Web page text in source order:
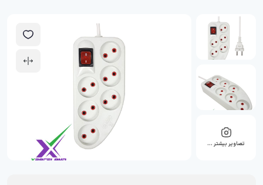
تصاویر بیشتر …